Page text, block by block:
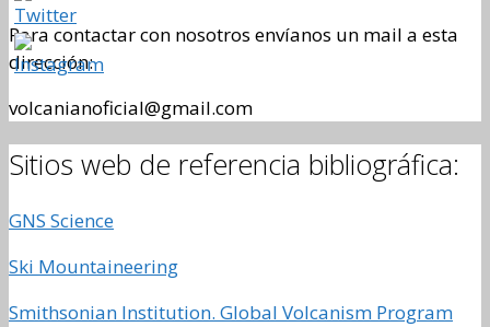
Para contactar con nosotros envíanos un mail a esta
dirección:
volcanianoficial@gmail.com
Sitios web de referencia bibliográfica:
GNS Science
Ski Mountaineering
Smithsonian Institution. Global Volcanism Program